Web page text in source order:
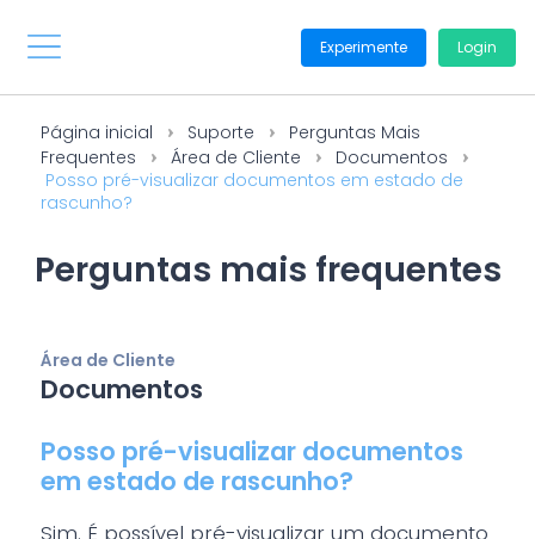
Experimente Login
Página inicial Suporte
Perguntas Mais
Frequentes
Área de Cliente
Documentos
Posso pré-visualizar documentos em estado de
rascunho?
Perguntas mais frequentes
Área de Cliente
Documentos
Posso pré-visualizar documentos
em estado de rascunho?
Sim. É possível pré-visualizar um documento